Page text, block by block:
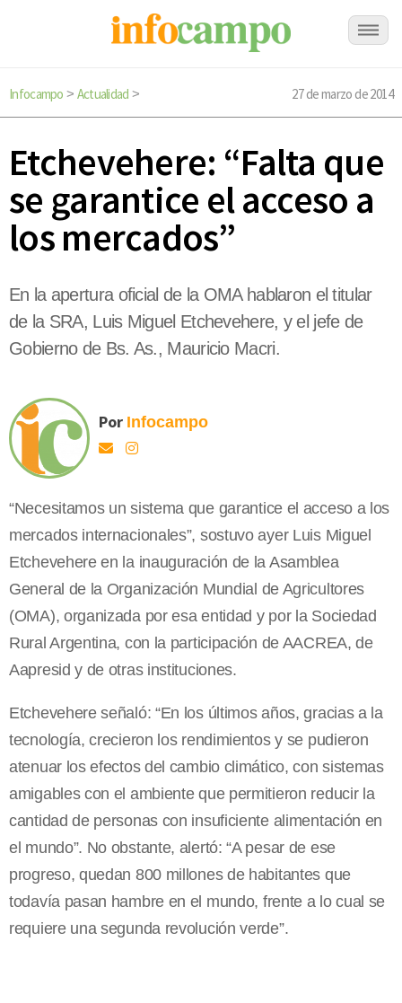
Infocampo > Actualidad > 27 de marzo de 2014
Etchevehere: “Falta que
se garantice el acceso a
los mercados”
En la apertura oficial de la OMA hablaron el titular
de la SRA, Luis Miguel Etchevehere, y el jefe de
Gobierno de Bs. As., Mauricio Macri.
Por Infocampo
“Necesitamos un sistema que garantice el acceso a los
mercados internacionales”, sostuvo ayer Luis Miguel
Etchevehere en la inauguración de la Asamblea
General de la Organización Mundial de Agricultores
(OMA), organizada por esa entidad y por la Sociedad
Rural Argentina, con la participación de AACREA, de
Aapresid y de otras instituciones.
Etchevehere señaló: “En los últimos años, gracias a la
tecnología, crecieron los rendimientos y se pudieron
atenuar los efectos del cambio climático, con sistemas
amigables con el ambiente que permitieron reducir la
cantidad de personas con insuficiente alimentación en
el mundo”. No obstante, alertó: “A pesar de ese
progreso, quedan 800 millones de habitantes que
todavía pasan hambre en el mundo, frente a lo cual se
requiere una segunda revolución verde”.